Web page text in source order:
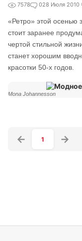
7578 028 Июля 2010
«Ретро» этой осенью
стоит заранее
чертой стильной
станет хорошим
красотки 50-х годов.
Mona Johannesson
1